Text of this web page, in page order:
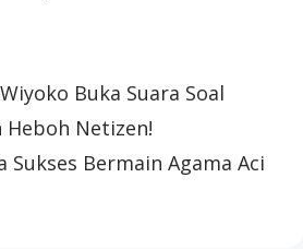
Buka Suara Soal
Heboh Netizen!
Sukses Bermain Agama Aci